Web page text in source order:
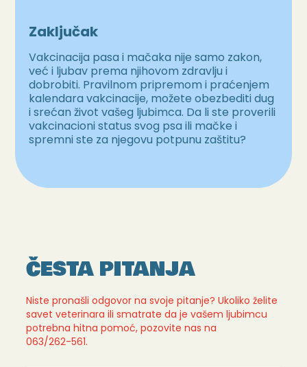
Zaključak
Vakcinacija pasa i mačaka nije samo zakon,
već i ljubav prema njihovom zdravlju i
dobrobiti. Pravilnom pripremom i praćenjem
kalendara vakcinacije, možete obezbediti dug
i srećan život vašeg ljubimca. Da li ste proverili
vakcinacioni status svog psa ili mačke i
spremni ste za njegovu potpunu zaštitu?
ČESTA PITANJA
Niste pronašli odgovor na svoje pitanje? Ukoliko želite
savet veterinara ili smatrate da je vašem ljubimcu
potrebna hitna pomoć, pozovite nas na
063/262-561.